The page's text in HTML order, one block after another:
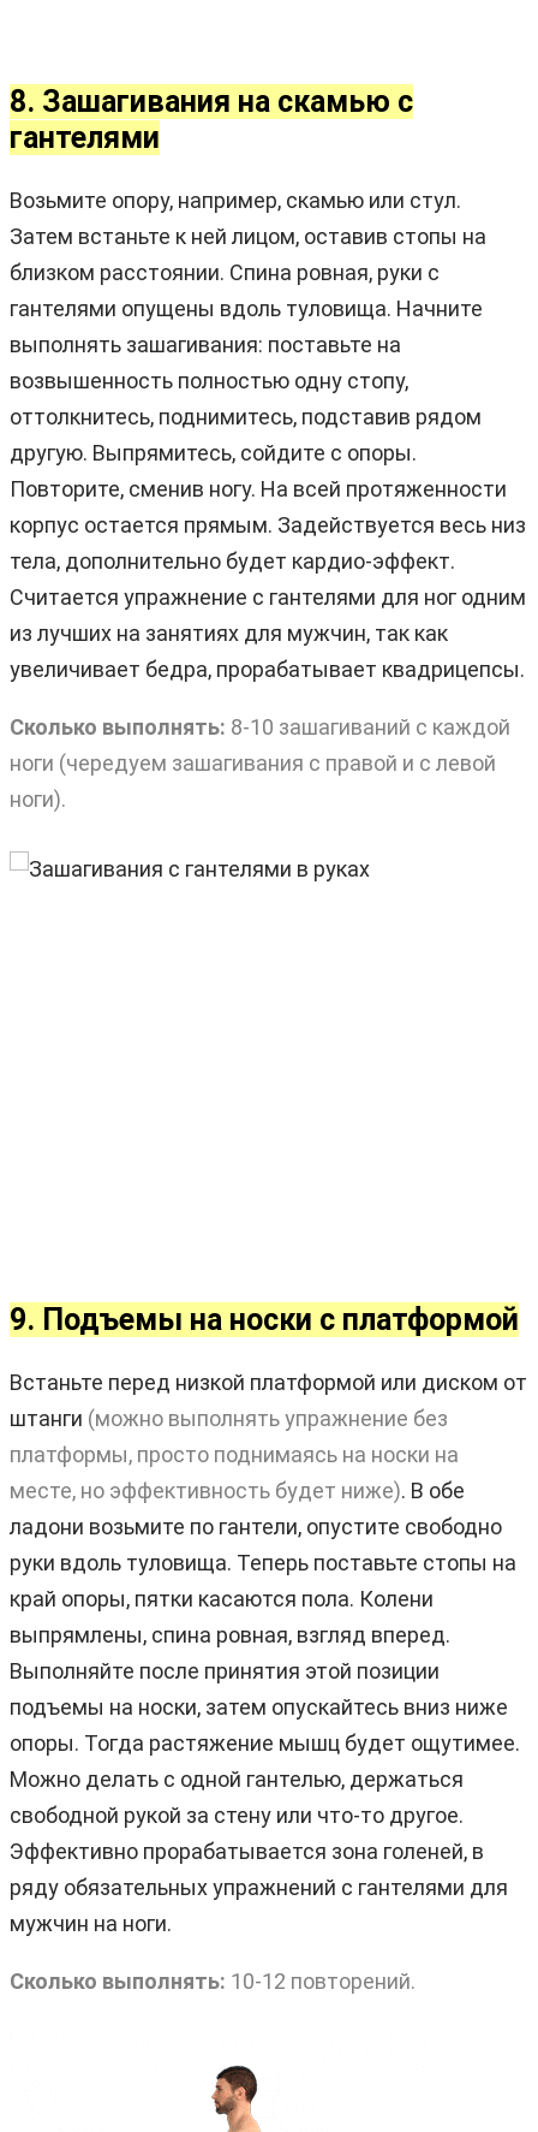
8. Зашагивания на скамью с
гантелями
Возьмите опору, например, скамью или стул.
Затем встаньте к ней лицом, оставив стопы на
близком расстоянии. Спина ровная, руки с
гантелями опущены вдоль туловища. Начните
выполнять зашагивания: поставьте на
возвышенность полностью одну стопу,
оттолкнитесь, поднимитесь, подставив рядом
другую. Выпрямитесь, сойдите с опоры.
Повторите, сменив ногу. На всей протяженности
корпус остается прямым. Задействуется весь низ
тела, дополнительно будет кардио-эффект.
Считается упражнение с гантелями для ног одним
из лучших на занятиях для мужчин, так как
увеличивает бедра, прорабатывает квадрицепсы.
Сколько выполнять: 8-10 зашагиваний с каждой
ноги (чередуем зашагивания с правой и с левой
ноги).
9. Подъемы на носки с платформой
Встаньте перед низкой платформой или диском от
штанги (можно выполнять упражнение без
платформы, просто поднимаясь на носки на
месте, но эффективность будет ниже). В обе
ладони возьмите по гантели, опустите свободно
руки вдоль туловища. Теперь поставьте стопы на
край опоры, пятки касаются пола. Колени
выпрямлены, спина ровная, взгляд вперед.
Выполняйте после принятия этой позиции
подъемы на носки, затем опускайтесь вниз ниже
опоры. Тогда растяжение мышц будет ощутимее.
Можно делать с одной гантелью, держаться
свободной рукой за стену или что-то другое.
Эффективно прорабатывается зона голеней, в
ряду обязательных упражнений с гантелями для
мужчин на ноги.
Сколько выполнять: 10-12 повторений.